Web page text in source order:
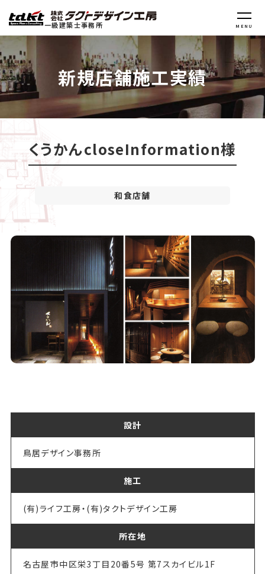
一級建築士事務所 MENU
新規店舗施工実績
くうかんcloseInformation様
和食店舗
設計
鳥居デザイン事務所
施工
(有)ライフ工房・(有)タクトデザイン工房
所在地
名古屋市中区栄3丁目20番5号 第7スカイビル1F